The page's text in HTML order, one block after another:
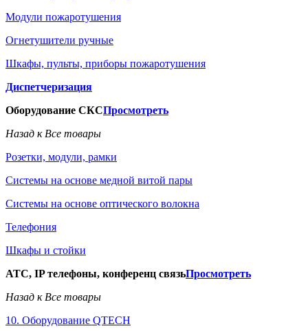
Модули пожаротушения
Огнетушители ручные
Шкафы, пульты, приборы пожаротушения
Диспетчеризация
Оборудование СКСПросмотреть
Назад к Все товары
Розетки, модули, рамки
Системы на основе медной витой пары
Системы на основе оптического волокна
Телефония
Шкафы и стойки
АТС, IP телефоны, конференц связьПросмотреть
Назад к Все товары
10. Оборудование QTECH